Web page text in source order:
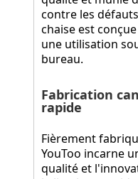
contre les
chaise est
une utilisation
bureau.
Fabrication
rapide
Fièrement
YouToo incarne
qualité et